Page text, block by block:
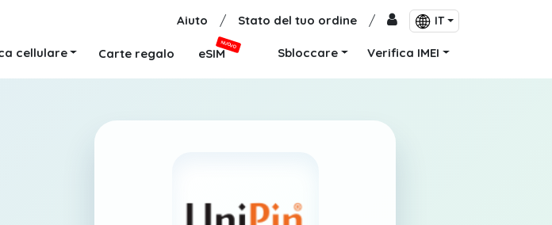
Aiuto / Stato del tuo ordine / IT
cellulare Carte regalo eSIM
NUOVO
Sbloccare Verifica IMEI